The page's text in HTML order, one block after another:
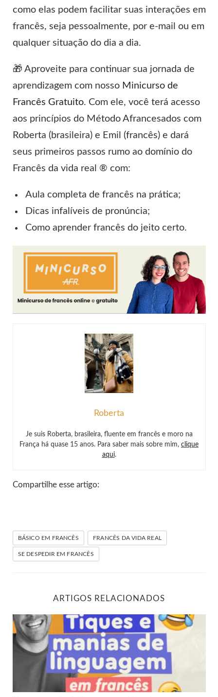
como elas podem facilitar suas interações em
francês, seja pessoalmente, por e-mail ou em
qualquer situação do dia a dia.
🎁 Aproveite para continuar sua jornada de
aprendizagem com nossoMinicurso de
Francês Gratuito. Com ele, você terá acesso
aos princípios do Método Afrancesados com
Roberta (brasileira) e Emil (francês) e dará
seus primeiros passos rumo ao domínio do
Francês da vida real ® com:
Aula completa de francês na prática;
Dicas infalíveis de pronúncia;
Como aprender francês do jeito certo.
Roberta
Je suis Roberta, brasileira, fluente em francês e moro na
França há quase 15 anos. Para saber mais sobre mim, clique
aqui.
Compartilhe esse artigo:
BÁSICO EM FRANCÊS FRANCÊS DA VIDA REAL
SE DESPEDIR EM FRANCÊS
ARTIGOS RELACIONADOS
Tiques e manias de linguagem em francês